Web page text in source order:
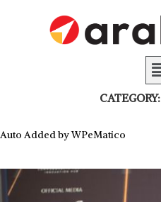
CATEGORY:
Auto Added by WPeMatico